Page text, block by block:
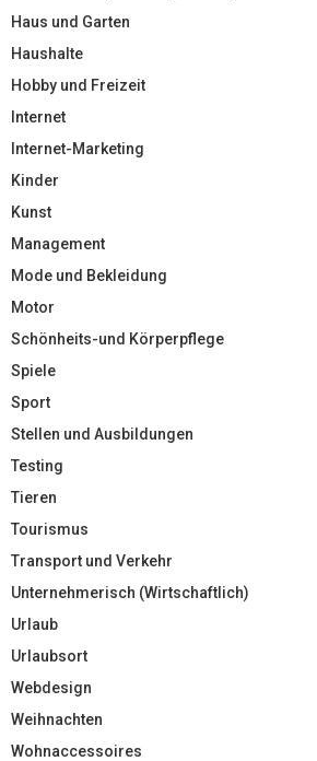
Haus und Garten
Haushalte
Hobby und Freizeit
Internet
Internet-Marketing
Kinder
Kunst
Management
Mode und Bekleidung
Motor
Schönheits-und Körperpflege
Spiele
Sport
Stellen und Ausbildungen
Testing
Tieren
Tourismus
Transport und Verkehr
Unternehmerisch (Wirtschaftlich)
Urlaub
Urlaubsort
Webdesign
Weihnachten
Wohnaccessoires